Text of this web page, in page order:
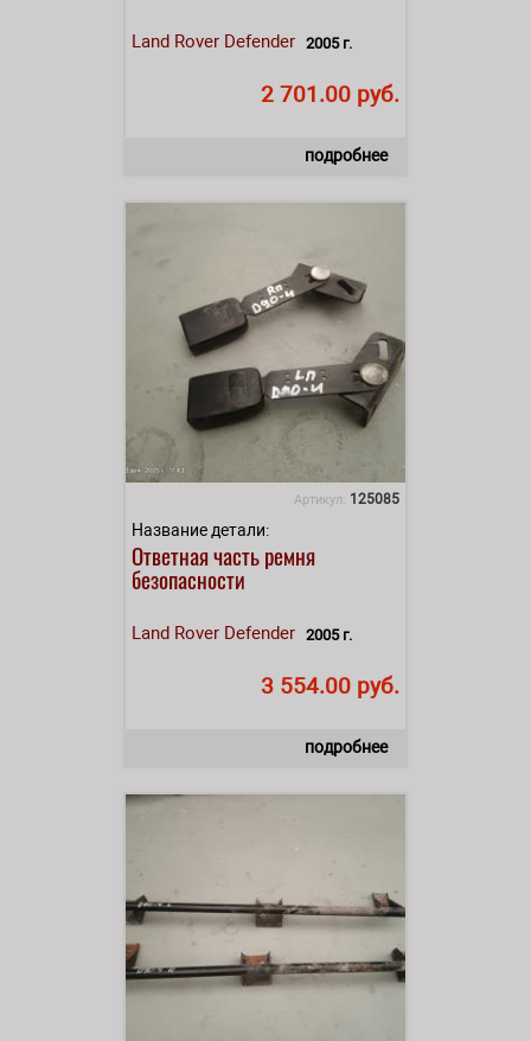
Land Rover Defender 2005 г.
2 701.00 руб.
подробнее
Артикул: 125085
Название детали:
Ответная часть ремня
безопасности
Land Rover Defender 2005 г.
3 554.00 руб.
подробнее